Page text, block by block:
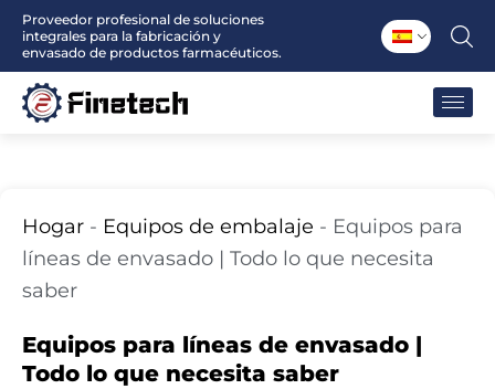
Proveedor profesional de soluciones
integrales para la fabricación y
envasado de productos farmacéuticos.
Hogar - Equipos de embalaje - Equipos para
líneas de envasado | Todo lo que necesita
saber
Equipos para líneas de envasado |
Todo lo que necesita saber